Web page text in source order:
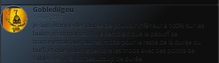
Gobledilgou
1 mars 2016
Je suis étonné des durée de pouvoir inférieur à 100% sur les
builds résonnance. Il me semblait que le débuff se
transmettait aux autres mobs pour le reste de la durée du
buff, et que pour repeindre les mobs avec des points de
faiblesses, il fallait beaucoup de durée.